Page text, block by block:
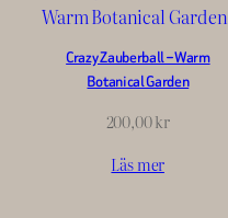
Crazy Zauberball – Warm
Botanical Garden
200,00kr
Läs mer